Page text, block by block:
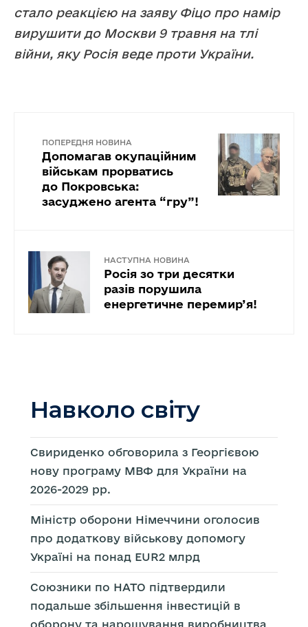
стало реакцією на заяву Фіцо про намір
вирушити до Москви 9 травня на тлі
війни, яку Росія веде проти України.
ПОПЕРЕДНЯ НОВИНА
Допомагав окупаційним
військам прорватись
до Покровська:
засуджено агента “гру”!
НАСТУПНА НОВИНА
Росія зо три десятки
разів порушила
енергетичне перемир’я!
Навколо світу
Свириденко обговорила з Георгієвою
нову програму МВФ для України на
2026-2029 рр.
Міністр оборони Німеччини оголосив
про додаткову військову допомогу
Україні на понад EUR2 млрд
Союзники по НАТО підтвердили
подальше збільшення інвестицій в
оборону та нарощування виробництва